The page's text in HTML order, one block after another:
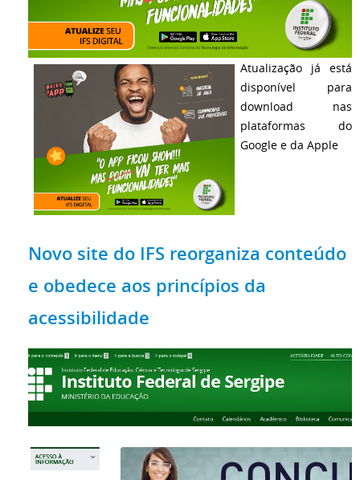
Atualização já está
disponível para
download nas
plataformas do
Google e da Apple
Novo site do IFS reorganiza conteúdo
e obedece aos princípios da
acessibilidade